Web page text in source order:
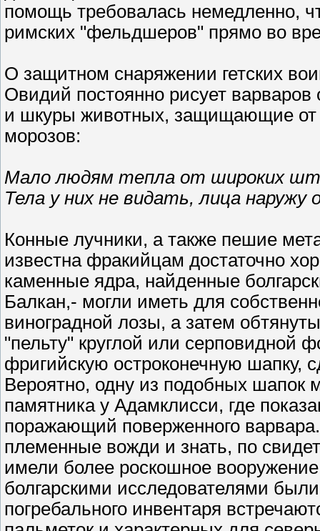
помощь требовалась немедленно,
римских "фельдшеров" прямо во
О защитном снаряжении гетских
Овидий постоянно рисует
и шкуры животных, защищающие от
морозов:
Мало людям тепла от широких
Тела у них не видать, лица наружу
Конные лучники, а также пешие
известна фракийцам достаточно
каменные ядра, найденные
Балкан,- могли иметь для
виноградной лозы, а затем
"пельту" круглой или серповидной
фригийскую остроконечную шапку,
Вероятно, одну из подобных шапок
памятника у Адамклисси, где
поражающий поверженного
племенные вожди и знать, по
имели более роскошное
болгарскими исследователями
погребального инвентаря